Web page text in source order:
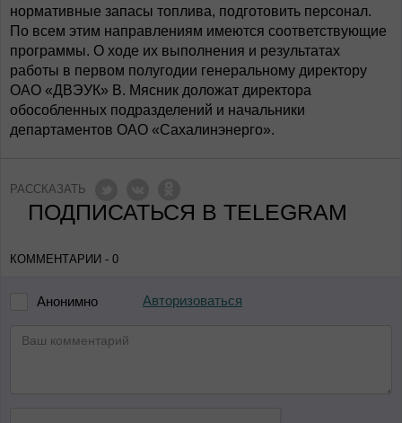
нормативные запасы топлива, подготовить персонал.
По всем этим направлениям имеются соответствующие
программы. О ходе их выполнения и результатах
работы в первом полугодии генеральному директору
ОАО «ДВЭУК» В. Мясник доложат директора
обособленных подразделений и начальники
департаментов ОАО «Сахалинэнерго».
РАССКАЗАТЬ
ПОДПИСАТЬСЯ В TELEGRAM
КОММЕНТАРИИ - 0
Анонимно Авторизоваться